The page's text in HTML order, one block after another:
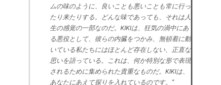
ムの味のように、良いことも悪いことも常に行っ
たり来たりする。どんな味であっても、それは人
生の感覚の一部なのだ。KIKIは、狂気の渦中にあ
る悪役として、彼らの内臓をつかみ、無頓着に動
いている私たちにはほとんど存在しない、正直な
思いを語っている。これは、何か特別な形で表現
されるために集められた貴重なものだ。KIKIは、
あなたにあえて探りを入れているのです。”